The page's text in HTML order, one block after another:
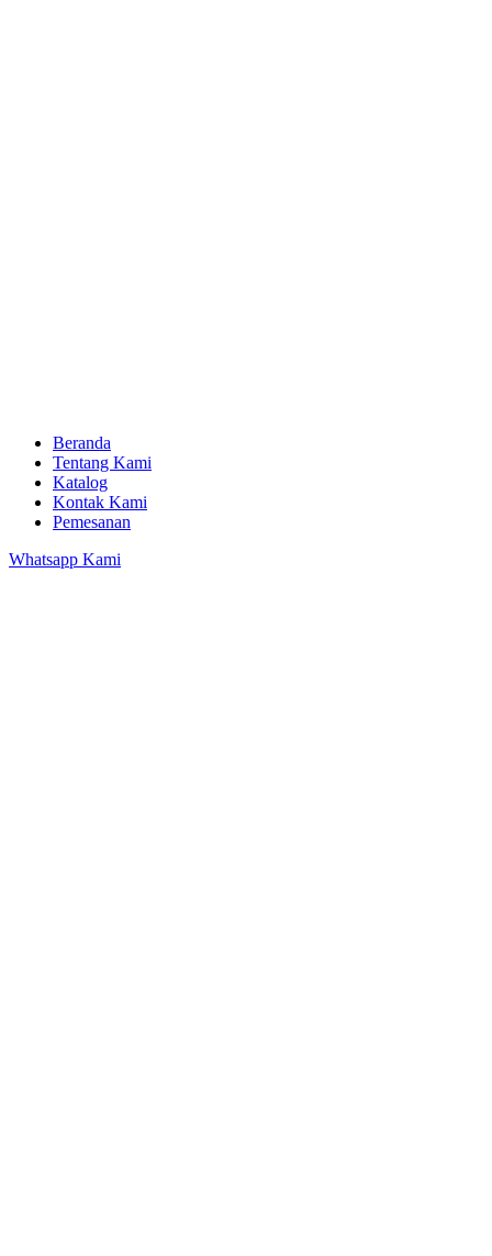
Beranda
Tentang Kami
Katalog
Kontak Kami
Pemesanan
Whatsapp Kami